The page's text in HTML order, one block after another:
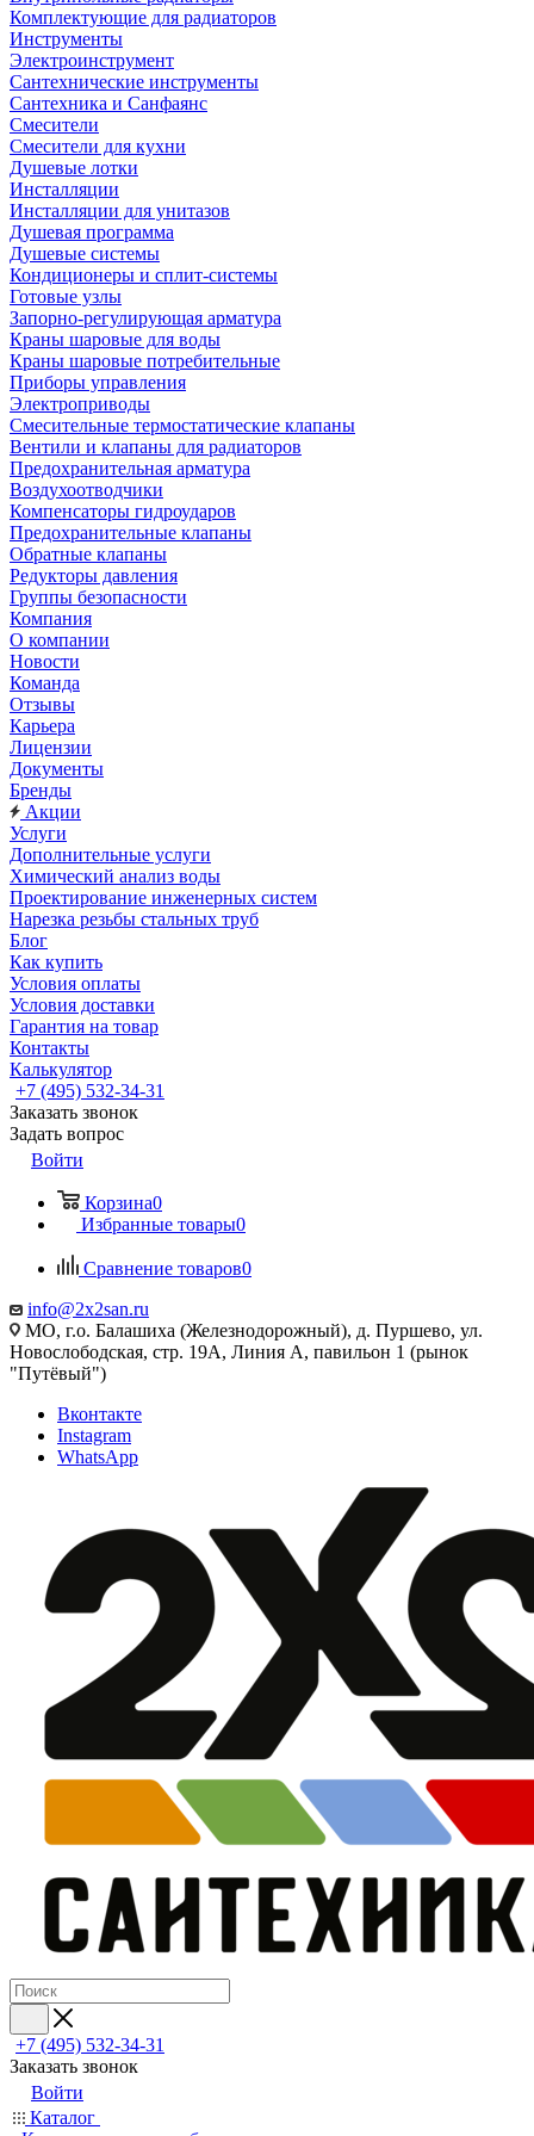
Комплектующие для радиаторов
Инструменты
Электроинструмент
Сантехнические инструменты
Сантехника и Санфаянс
Смесители
Смесители для кухни
Душевые лотки
Инсталляции
Инсталляции для унитазов
Душевая программа
Душевые системы
Кондиционеры и сплит-системы
Готовые узлы
Запорно-регулирующая арматура
Краны шаровые для воды
Краны шаровые потребительные
Приборы управления
Электроприводы
Смесительные термостатические клапаны
Вентили и клапаны для радиаторов
Предохранительная арматура
Воздухоотводчики
Компенсаторы гидроударов
Предохранительные клапаны
Обратные клапаны
Редукторы давления
Группы безопасности
Компания
О компании
Новости
Команда
Отзывы
Карьера
Лицензии
Документы
Бренды
Акции
Услуги
Дополнительные услуги
Химический анализ воды
Проектирование инженерных систем
Нарезка резьбы стальных труб
Блог
Как купить
Условия оплаты
Условия доставки
Гарантия на товар
Контакты
Калькулятор
+7 (495) 532‑34‑31
Заказать звонок
Задать вопрос
Войти
Корзина0
Избранные товары0
Сравнение товаров0
info@2x2san.ru
МО, г.о. Балашиха (Железнодорожный), д. Пуршево, ул.
Новослободская, стр. 19А, Линия А, павильон 1 (рынок
"Путёвый")
Вконтакте
Instagram
WhatsApp
+7 (495) 532‑34‑31
Заказать звонок
Войти
Каталог